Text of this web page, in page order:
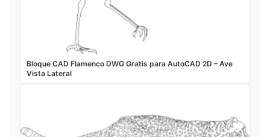
Bloque CAD Flamenco DWG Gratis para AutoCAD 2D – Ave
Vista Lateral